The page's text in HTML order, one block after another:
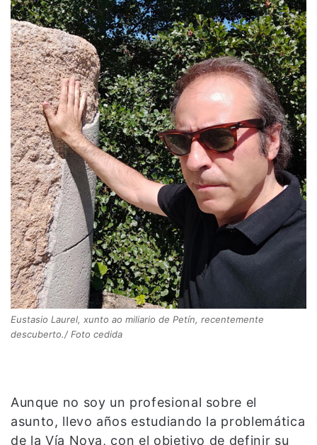
Eustasio Laurel, xunto ao miliario de Petín, recentemente
descuberto./ Foto cedida
Aunque no soy un profesional sobre el
asunto, llevo años estudiando la problemática
de la Vía Nova, con el objetivo de definir su